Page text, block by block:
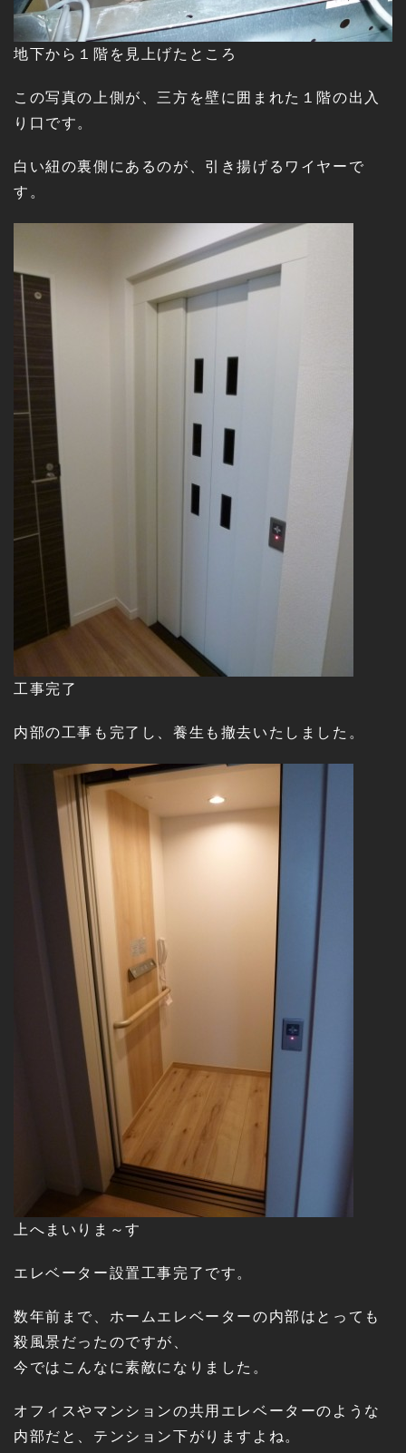
地下から１階を見上げたところ
この写真の上側が、三方を壁に囲まれた１階の出入
り口です。
白い紐の裏側にあるのが、引き揚げるワイヤーで
す。
工事完了
内部の工事も完了し、養生も撤去いたしました。
上へまいりま～す
エレベーター設置工事完了です。
数年前まで、ホームエレベーターの内部はとっても
殺風景だったのですが、
今ではこんなに素敵になりました。
オフィスやマンションの共用エレベーターのような
内部だと、テンション下がりますよね。